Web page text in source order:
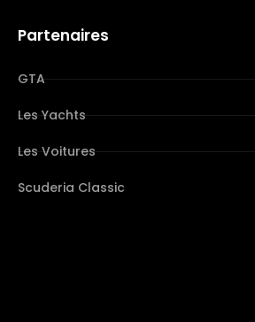
Partenaires
GTA
Les Yachts
Les Voitures
Scuderia Classic